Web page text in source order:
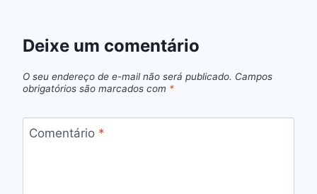
Deixe um comentário
O seu endereço de e-mail não será publicado. Campos
obrigatórios são marcados com *
Comentário *